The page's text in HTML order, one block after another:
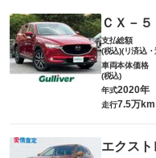
ＣＸ－５
支払総額
(税込)(リ済込・
車両本体価格
(税込)
年式2020年
走行7.5万km
エクス